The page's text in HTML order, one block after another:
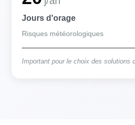
Jours d'orage
Risques météorologiques
Important pour le choix des solutions